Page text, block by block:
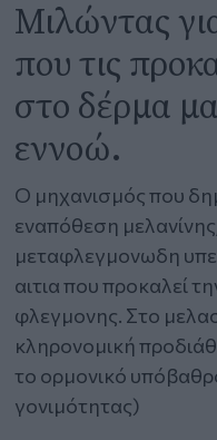
Μιλώντας
που τις
στο δέρμα
εννοώ.
Ο μηχανισμός που
εναπόθεση
μεταφλεγμονωδη
αιτια που προκαλεί
φλεγμονης. Στο
κληρονομική
το ορμονικό
γονιμότητας)